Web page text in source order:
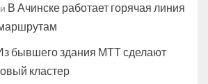
В Ачинске работает горячая линия
бывшего здания МТТ сделают
кластер